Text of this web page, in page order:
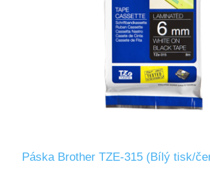
Páska Brother TZE-315 (Bílý tisk/